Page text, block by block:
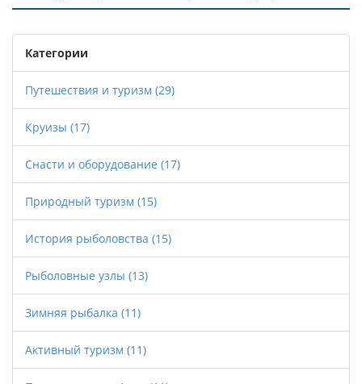
Категории
Путешествия и туризм (29)
Круизы (17)
Снасти и оборудование (17)
Природный туризм (15)
История рыболовства (15)
Рыболовные узлы (13)
Зимняя рыбалка (11)
Активный туризм (11)